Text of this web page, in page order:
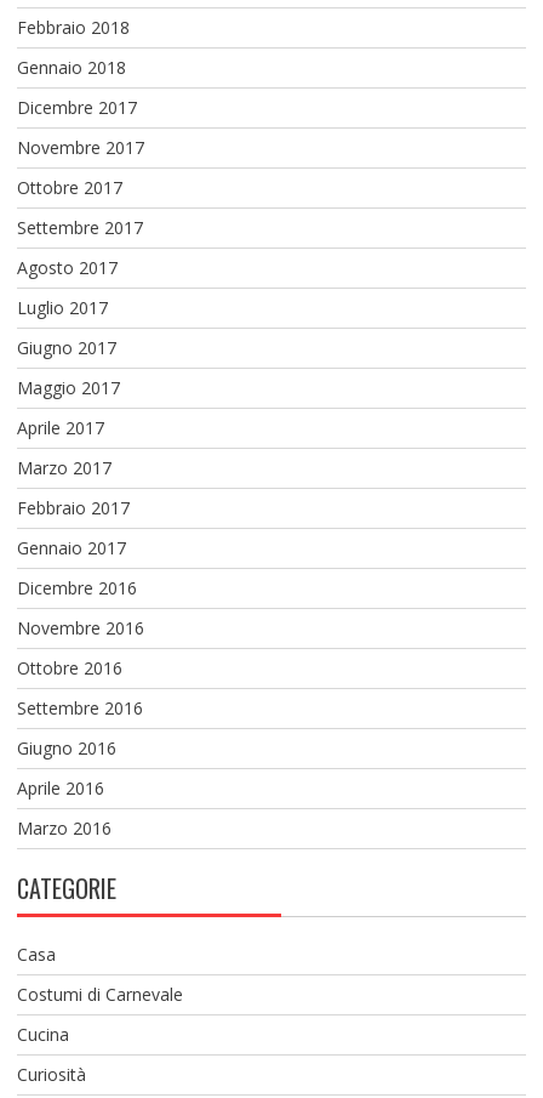
Febbraio 2018
Gennaio 2018
Dicembre 2017
Novembre 2017
Ottobre 2017
Settembre 2017
Agosto 2017
Luglio 2017
Giugno 2017
Maggio 2017
Aprile 2017
Marzo 2017
Febbraio 2017
Gennaio 2017
Dicembre 2016
Novembre 2016
Ottobre 2016
Settembre 2016
Giugno 2016
Aprile 2016
Marzo 2016
CATEGORIE
Casa
Costumi di Carnevale
Cucina
Curiosità